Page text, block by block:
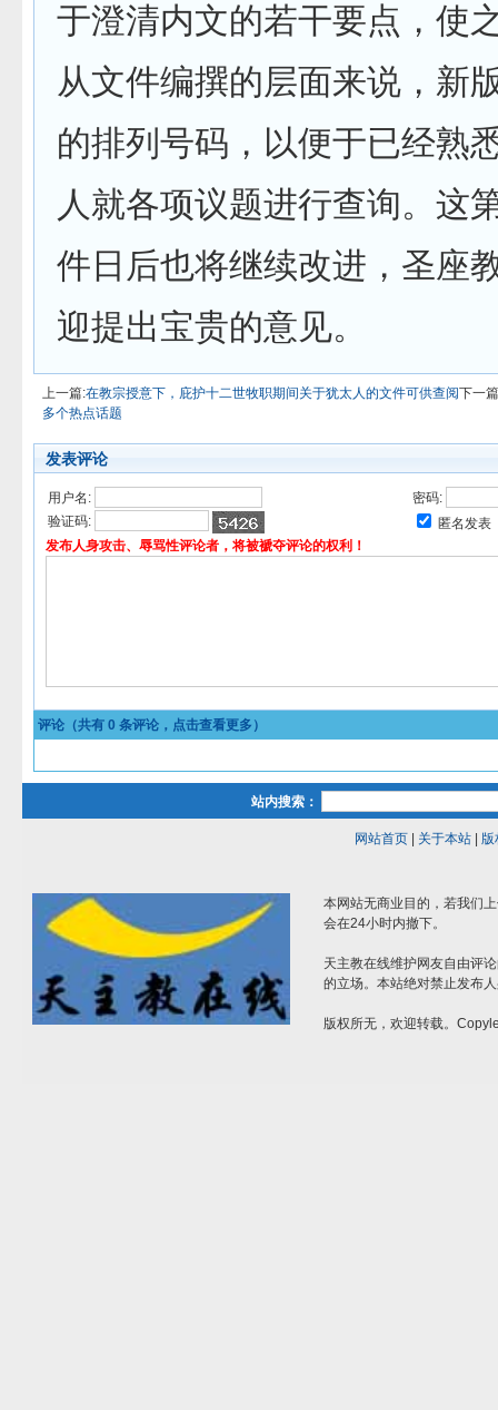
于澄清内文的若干要点，使
从文件编撰的层面来说，新
的排列号码，以便于已经熟
人就各项议题进行查询。这
件日后也将继续改进，圣座
迎提出宝贵的意见。
上一篇:在教宗授意下，庇护十二世牧职期间关于犹太人的文件可供查阅下一
多个热点话题
发表评论
用户名:
密码:
验证码:
匿名发表
发布人身攻击、辱骂性评论者，将被褫夺评论的权利！
评论（共有 0 条评论，点击查看更多）
站内搜索：
网站首页| 关于本站| 版
本网站无商业目的，若我们
会在24小时内撤下。
天主教在线维护网友自由评
的立场。本站绝对禁止发布
版权所无，欢迎转载。